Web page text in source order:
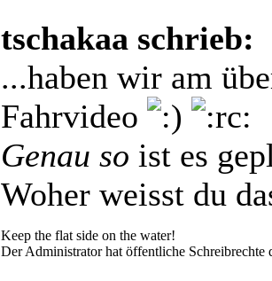
tschakaa schrieb:
...haben wir am
Fahrvideo
Genau so ist es
Woher weisst du
Keep the flat side on the water!
Der Administrator hat öffentliche Schreibrechte